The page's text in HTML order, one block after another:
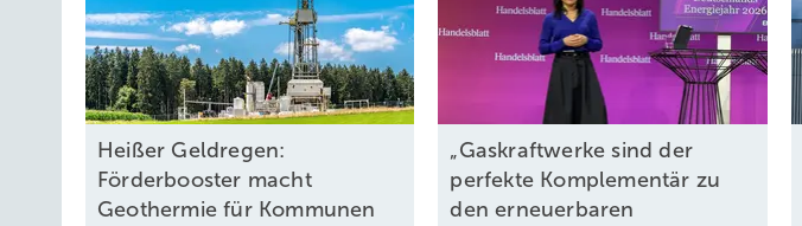
Heißer Geldregen:
Förderbooster macht
Geothermie für Kommunen
„Gaskraftwerke sind der
perfekte Komplementär zu
den erneuerbaren